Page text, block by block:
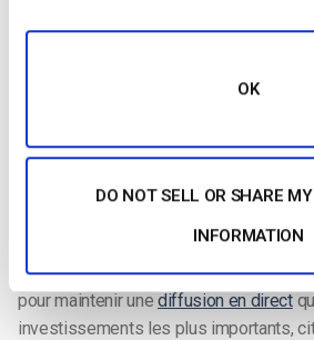
OK
DO NOT SELL OR SHARE
INFORMATION
vidéo de mauvaise qualité. Si vos
vidéo de mauvaise qualité et/ou un son
resteront pas longtemps sur le site.
non plus de nouveaux téléspectateurs
Investir dans les bonsoutils et
pour maintenir une diffusion en direct
investissements les plus importants,